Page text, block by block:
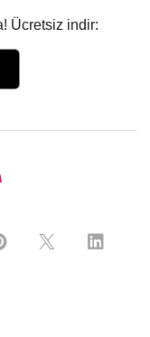
Ücretsiz indir: